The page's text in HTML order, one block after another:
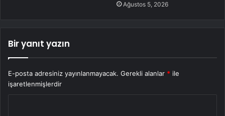
Ağustos 5, 2026
Bir yanıt yazın
E-posta adresiniz yayınlanmayacak. Gerekli alanlar * ile
işaretlenmişlerdir